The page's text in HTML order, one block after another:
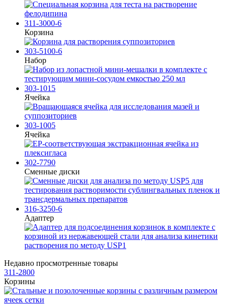
311-3000-6
Корзина
303-5100-6
Набор
303-1015
Ячейка
303-1005
Ячейка
302-7790
Сменные диски
316-3250-6
Адаптер
Недавно просмотренные товары
311-2800
Корзины